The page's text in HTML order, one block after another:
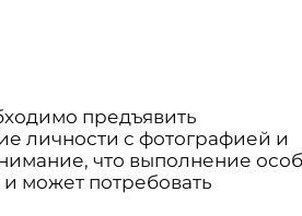
предъявить
личности с фотографией и
что выполнение
может потребовать